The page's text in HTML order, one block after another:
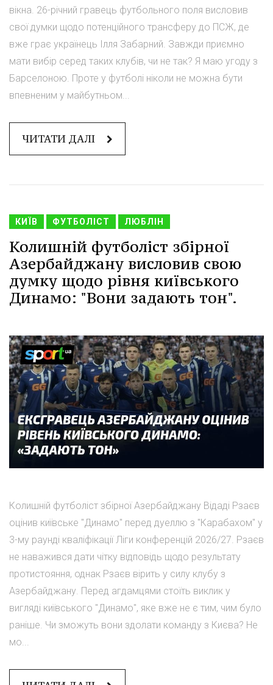
вікна. 26-річний гравець футбольного поля висловив
свої думки щодо потенційного трансферу до ПСЖ, де
вже грає українець Ілля Забарний. Завжди приємно
мати вибір серед таких клубів, чи не так? Я маю угоду з
Барселоною. Проте у футболі ніколи не можна бути
впевненим у майбутньом...
ЧИТАТИ ДАЛІ
КИЇВ ФУТБОЛІСТ ЛЮБЛІН
Колишній футболіст збірної
Азербайджану висловив свою
думку щодо рівня київського
Динамо: "Вони задають тон".
Колишній футболіст збірної Азербайджану Відаді Рзаєв
оцінив київське "Динамо" перед дуеллю з "Карабахом" у
3-му раунді кваліфікації Ліги конференцій 2026/27. Рзаєв
не наважився дати чітку відповідь щодо результату
протистояння, однак Рзаєв вірить у силу клубу з
Азербайджану. Перед агдамцями стоїть виклик у
вигляді київського "Динамо", яке вже не є тим, чим було
раніше. Чи зможуть вони здолати команду з Києва? Не
мо...